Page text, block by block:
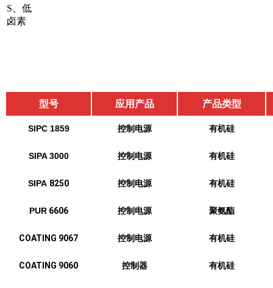
S、低
卤素
型号 应用产品 产品类型
SIPC 1859 控制电源 有机硅
SIPA 3000 控制电源 有机硅
SIPA 8250 控制电源 有机硅
PUR6606 控制电源 聚氨酯
COATING 9067 控制电源 有机硅
COATING 9060 控制器 有机硅